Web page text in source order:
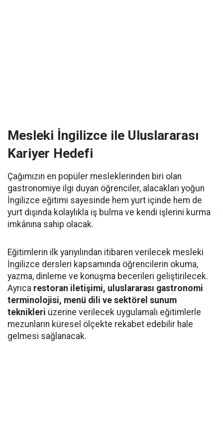
Mesleki İngilizce ile Uluslararası
Kariyer Hedefi
Çağımızın en popüler mesleklerinden biri olan
gastronomiye ilgi duyan öğrenciler, alacakları yoğun
İngilizce eğitimi sayesinde hem yurt içinde hem de
yurt dışında kolaylıkla iş bulma ve kendi işlerini kurma
imkânına sahip olacak.
Eğitimlerin ilk yarıyılından itibaren verilecek mesleki
İngilizce dersleri kapsamında öğrencilerin okuma,
yazma, dinleme ve konuşma becerileri geliştirilecek.
Ayrıca restoran iletişimi, uluslararası gastronomi
terminolojisi, menü dili ve sektörel sunum
teknikleri üzerine verilecek uygulamalı eğitimlerle
mezunların küresel ölçekte rekabet edebilir hale
gelmesi sağlanacak.